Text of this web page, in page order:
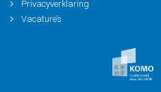
Privacyverklaring
Vacature’s